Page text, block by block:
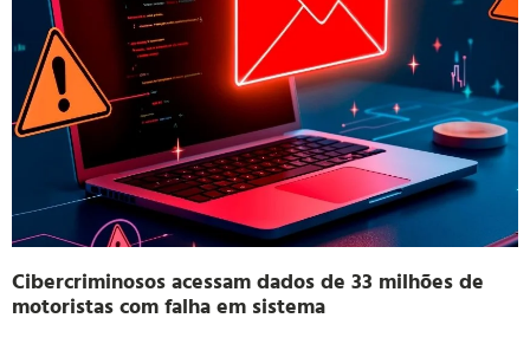
Cibercriminosos acessam dados de 33 milhões de
motoristas com falha em sistema